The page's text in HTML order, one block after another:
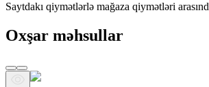
Saytdakı qiymətlərlə mağaza qiymətləri
Oxşar məhsullar